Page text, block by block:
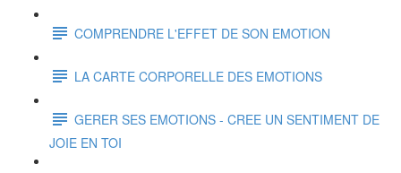
COMPRENDRE L'EFFET DE SON EMOTION
LA CARTE CORPORELLE DES EMOTIONS
GERER SES EMOTIONS - CREE UN SENTIMENT DE
JOIE EN TOI